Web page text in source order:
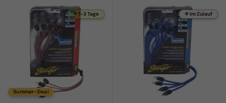
✈ 1-3 Tage
Summer-Deal
✈ Im Zulauf